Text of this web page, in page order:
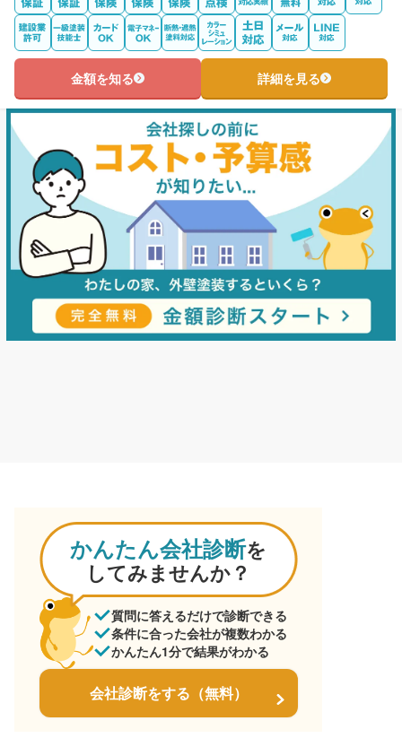
金額を知る 詳細を見る
かんたん会社診断を
してみませんか？
質問に答えるだけで診断できる
条件に合った会社が複数わかる
かんたん1分で結果がわかる
会社診断をする（無料）